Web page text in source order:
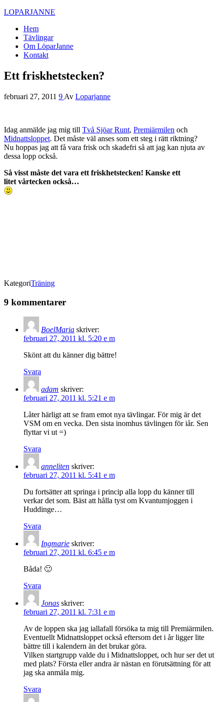
LOPARJANNE
Hem
Tävlingar
Om LöparJanne
Kontakt
Ett friskhetstecken?
februari 27, 2011 9 Av Loparjanne
Idag anmälde jag mig till Två Sjöar Runt, Premiärmilen och
Midnattsloppet. Det måste väl anses som ett steg i rätt riktning?
Nu hoppas jag att få vara frisk och skadefri så att jag kan njuta av
dessa lopp också.
Så visst måste det vara ett friskhetstecken! Kanske ett
litet vårtecken också…
KategoriTräning
9 kommentarer
BoelMaria skriver:
februari 27, 2011 kl. 5:20 e m
Skönt att du känner dig bättre!
Svara
adam skriver:
februari 27, 2011 kl. 5:21 e m
Låter härligt att se fram emot nya tävlingar. För mig är det
VSM om en vecka. Den sista inomhus tävlingen för iår. Sen
flyttar vi ut =)
Svara
anneliten skriver:
februari 27, 2011 kl. 5:41 e m
Du fortsätter att springa i princip alla lopp du känner till
verkar det som. Bäst att hålla tyst om Kvantumjoggen i
Huddinge…
Svara
Ingmarie skriver:
februari 27, 2011 kl. 6:45 e m
Båda! 🙂
Svara
Jonas skriver:
februari 27, 2011 kl. 7:31 e m
Av de loppen ska jag iallafall försöka ta mig till Premiärmilen.
Eventuellt Midnattsloppet också eftersom det i år ligger lite
bättre till i kalendern än det brukar göra.
Vilken startgrupp valde du i Midnattsloppet, och hur ser det ut
med plats? Första eller andra är nästan en förutsättning för att
jag ska anmäla mig.
Svara